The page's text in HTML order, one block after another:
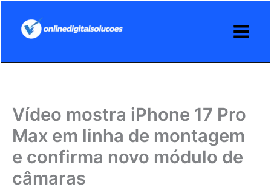
Vídeo mostra iPhone 17 Pro
Max em linha de montagem
e confirma novo módulo de
câmaras